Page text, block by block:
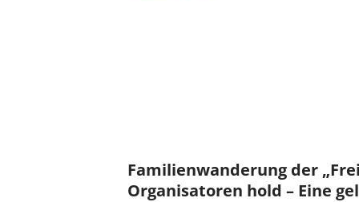
Familienwanderung der
Organisatoren hold – Eine